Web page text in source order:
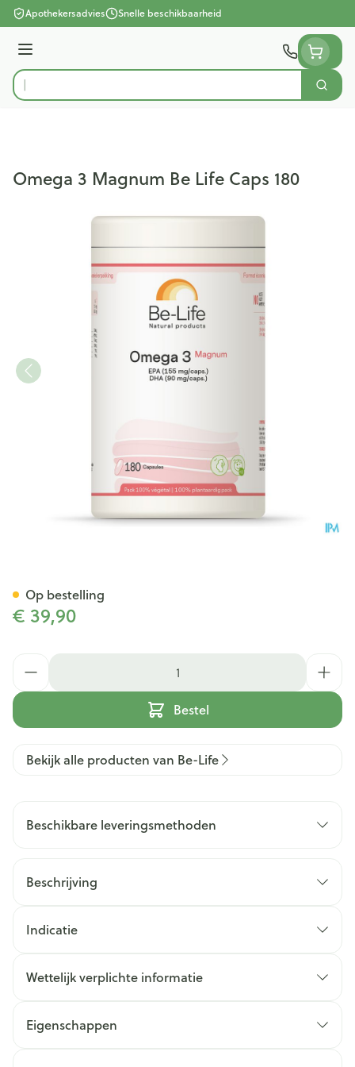
Ga naar de inhoud
Apothekersadvies Snelle beschikbaarheid
Menu
Product, merk, categorie... Zoek
Omega 3 Magnum Be Life Caps 180
€ 39,90
Bestel
Op bestelling
Bekijk alle producten van Be-Life
Beschikbare leveringsmethoden
Beschrijving
Indicatie
Wettelijk verplichte informatie
Eigenschappen